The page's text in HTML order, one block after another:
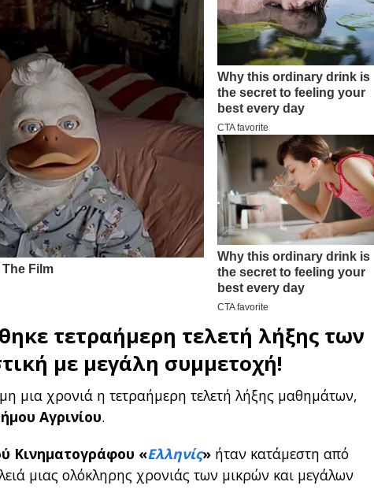
τετραήμερη τελετή λήξης των
με μεγάλη συμμετοχή!
μια χρονιά η τετραήμερη τελετή λήξης μαθημάτων,
Αγρινίου.
Κινηματογράφου «Ελληνίς» ήταν κατάμεστη από
μιας ολόκληρης χρονιάς των μικρών και μεγάλων